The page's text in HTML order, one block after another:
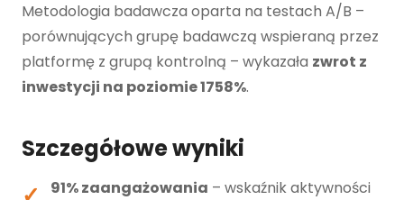
Metodologia badawcza oparta na testach A/B –
porównujących grupę badawczą wspieraną przez
platformę z grupą kontrolną – wykazała zwrot z
inwestycji na poziomie 1758%.
Szczegółowe wyniki
91% zaangażowania – wskaźnik aktywności